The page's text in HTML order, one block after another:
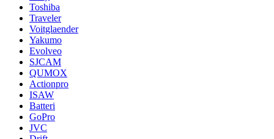
Toshiba
Traveler
Voitglaender
Yakumo
Evolveo
SJCAM
QUMOX
Actionpro
ISAW
Batteri
GoPro
JVC